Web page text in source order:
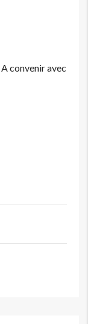
A convenir avec